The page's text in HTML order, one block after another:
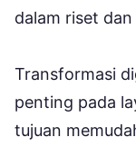
dalam riset
Transformasi
penting pada
tujuan